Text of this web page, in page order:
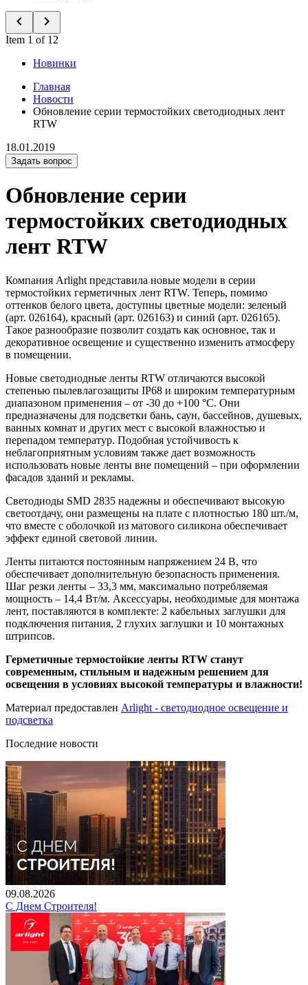
Item 1 of 12
Новинки
Главная
Новости
Обновление серии термостойких светодиодных лент
RTW
18.01.2019
Задать вопрос
Обновление серии
термостойких светодиодных
лент RTW
Компания Arlight представила новые модели в серии
термостойких герметичных лент RTW. Теперь, помимо
оттенков белого цвета, доступны цветные модели: зеленый
(арт. 026164), красный (арт. 026163) и синий (арт. 026165).
Такое разнообразие позволит создать как основное, так и
декоративное освещение и существенно изменить атмосферу
в помещении.
Новые светодиодные ленты RTW отличаются высокой
степенью пылевлагозащиты IP68 и широким температурным
диапазоном применения – от -30 до +100 °C. Они
предназначены для подсветки бань, саун, бассейнов, душевых,
ванных комнат и других мест с высокой влажностью и
перепадом температур. Подобная устойчивость к
неблагоприятным условиям также дает возможность
использовать новые ленты вне помещений – при оформлении
фасадов зданий и рекламы.
Светодиоды SMD 2835 надежны и обеспечивают высокую
светоотдачу, они размещены на плате с плотностью 180 шт./м,
что вместе с оболочкой из матового силикона обеспечивает
эффект единой световой линии.
Ленты питаются постоянным напряжением 24 В, что
обеспечивает дополнительную безопасность применения.
Шаг резки ленты – 33,3 мм, максимально потребляемая
мощность – 14,4 Вт/м. Аксессуары, необходимые для монтажа
лент, поставляются в комплекте: 2 кабельных заглушки для
подключения питания, 2 глухих заглушки и 10 монтажных
штрипсов.
Герметичные термостойкие ленты RTW станут
современным, стильным и надежным решением для
освещения в условиях высокой температуры и влажности!
Материал предоставлен Arlight - светодиодное освещение и
подсветка
Последние новости
09.08.2026
С Днем Строителя!